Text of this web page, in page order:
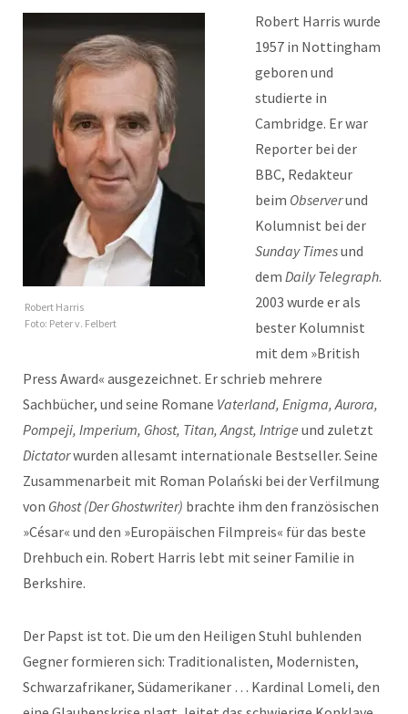
Robert Harris
Foto: Peter v. Felbert
Robert Harris wurde
1957 in Nottingham
geboren und
studierte in
Cambridge. Er war
Reporter bei der
BBC, Redakteur
beim Observerund
Kolumnist bei der
Sunday Timesund
dem Daily Telegraph.
2003 wurde er als
bester Kolumnist
mit dem »British
Press Award« ausgezeichnet. Er schrieb mehrere
Sachbücher, und seine Romane Vaterland, Enigma, Aurora,
Pompeji, Imperium, Ghost, Titan, Angst, Intrige und zuletzt
Dictatorwurden allesamt internationale Bestseller. Seine
Zusammenarbeit mit Roman Polański bei der Verfilmung
von Ghost (Der Ghostwriter) brachte ihm den französischen
»César« und den »Europäischen Filmpreis« für das beste
Drehbuch ein. Robert Harris lebt mit seiner Familie in
Berkshire.
Der Papst ist tot. Die um den Heiligen Stuhl buhlenden
Gegner formieren sich: Traditionalisten, Modernisten,
Schwarzafrikaner, Südamerikaner … Kardinal Lomeli, den